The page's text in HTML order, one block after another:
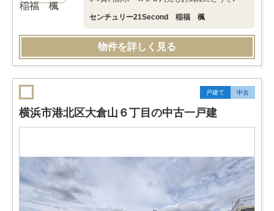
センチュリー21Second 稲福 楓
物件を詳しく見る
戸建て 中古
横浜市港北区大倉山６丁目の中古一戸建